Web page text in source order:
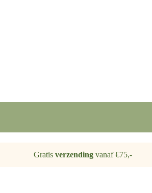
Gratis verzendingvanaf €75,-